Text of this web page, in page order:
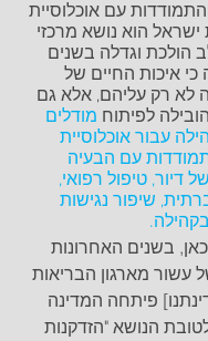
עם אוכלוסיית
הוא נושא מרכזי
וגדלה בשנים
איכות החיים של
לא רק עליהם, אלא גם
לפיתוח מודלים
עבור אוכלוסיית
עם הבעיה
דיור, טיפול רפואי,
שיפור נגישות
בשנים האחרונות
עשור מארגון הבריאות
פיתחה המדינה
הנושא "הזדקנות